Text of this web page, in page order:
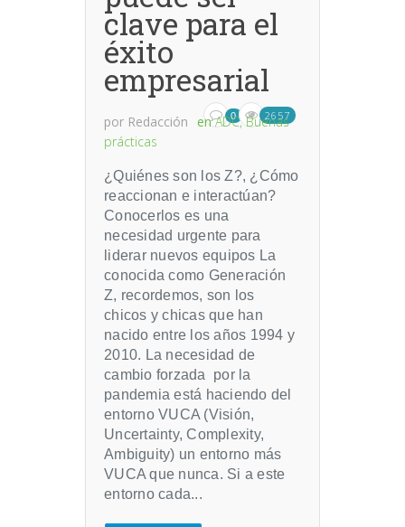
clave para el
éxito
empresarial
por Redacción en ADC,Buenas
prácticas
0 2657
¿Quiénes son los Z?, ¿Cómo
reaccionan e interactúan?
Conocerlos es una
necesidad urgente para
liderar nuevos equipos La
conocida como Generación
Z, recordemos, son los
chicos y chicas que han
nacido entre los años 1994 y
2010. La necesidad de
cambio forzada por la
pandemia está haciendo del
entorno VUCA (Visión,
Uncertainty, Complexity,
Ambiguity) un entorno más
VUCA que nunca. Si a este
entorno cada...